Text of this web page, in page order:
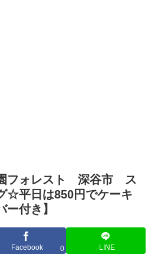
園フォレスト 深谷市 ス
☆平日は850円でケーキ
付き】
Facebook 0 LINE